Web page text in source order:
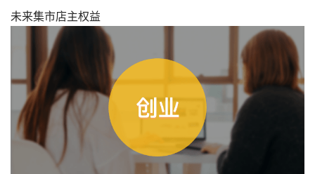
未来集市店主权益